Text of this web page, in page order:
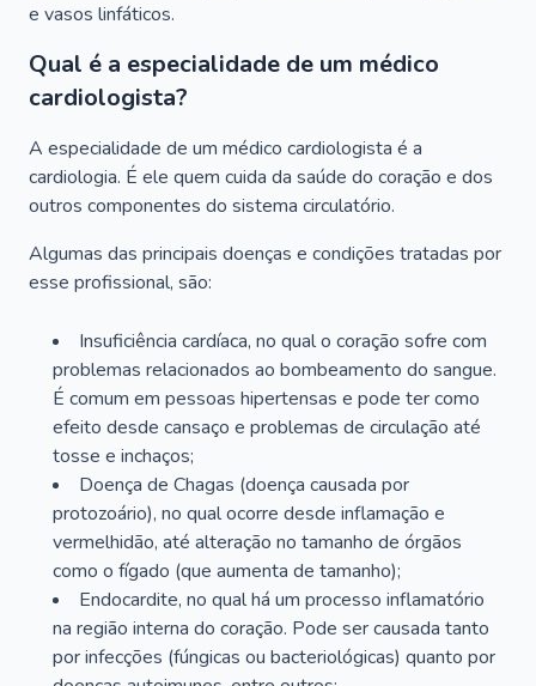
e vasos linfáticos.
Qual é a especialidade de um médico
cardiologista?
A especialidade de um médico cardiologista é a
cardiologia. É ele quem cuida da saúde do coração e dos
outros componentes do sistema circulatório.
Algumas das principais doenças e condições tratadas por
esse profissional, são:
Insuficiência cardíaca, no qual o coração sofre com
problemas relacionados ao bombeamento do sangue.
É comum em pessoas hipertensas e pode ter como
efeito desde cansaço e problemas de circulação até
tosse e inchaços;
Doença de Chagas (doença causada por
protozoário), no qual ocorre desde inflamação e
vermelhidão, até alteração no tamanho de órgãos
como o fígado (que aumenta de tamanho);
Endocardite, no qual há um processo inflamatório
na região interna do coração. Pode ser causada tanto
por infecções (fúngicas ou bacteriológicas) quanto por